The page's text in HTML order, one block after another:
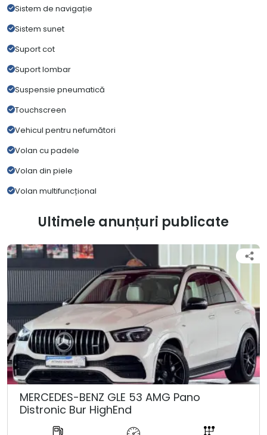
Sistem de navigație
Sistem sunet
Suport cot
Suport lombar
Suspensie pneumatică
Touchscreen
Vehicul pentru nefumători
Volan cu padele
Volan din piele
Volan multifuncțional
Ultimele anunțuri publicate
MERCEDES-BENZ GLE 53 AMG Pano
Distronic Bur HighEnd